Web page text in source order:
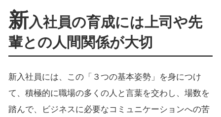
新入社員の育成には上司や先
輩との人間関係が大切
新入社員には、この「３つの基本姿勢」を身につけ
て、積極的に職場の多くの人と言葉を交わし、場数を
踏んで、ビジネスに必要なコミュニケーションへの苦